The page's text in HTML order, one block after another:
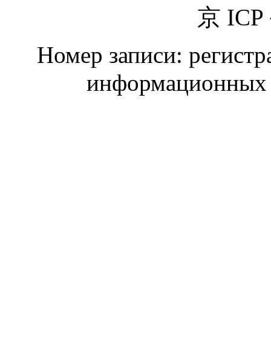
京 ICP
Номер записи:
информационных